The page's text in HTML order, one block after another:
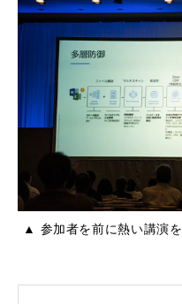
▲ 参加者を前に熱い講演